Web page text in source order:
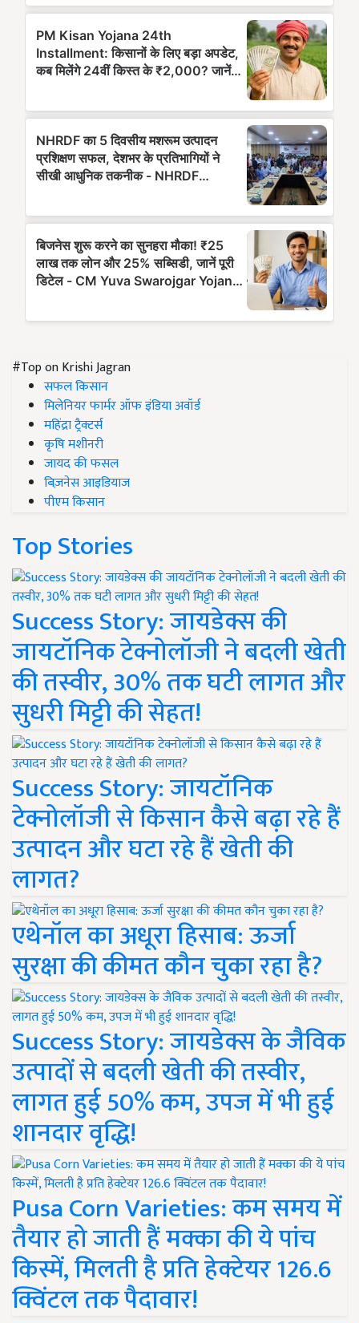
#Top on Krishi Jagran
सफल किसान
मिलेनियर फार्मर ऑफ इंडिया अवॉर्ड
महिंद्रा ट्रैक्टर्स
कृषि मशीनरी
जायद की फसल
बिज़नेस आइडियाज
पीएम किसान
Top Stories
Success Story: जायडेक्स की
जायटॉनिक टेक्नोलॉजी ने बदली खेती
की तस्वीर, 30% तक घटी लागत और
सुधरी मिट्टी की सेहत!
Success Story: जायटॉनिक
टेक्नोलॉजी से किसान कैसे बढ़ा रहे हैं
उत्पादन और घटा रहे हैं खेती की
लागत?
एथेनॉल का अधूरा हिसाब: ऊर्जा
सुरक्षा की कीमत कौन चुका रहा है?
Success Story: जायडेक्स के जैविक
उत्पादों से बदली खेती की तस्वीर,
लागत हुई 50% कम, उपज में भी हुई
शानदार वृद्धि!
Pusa Corn Varieties: कम समय में
तैयार हो जाती हैं मक्का की ये पांच
किस्में, मिलती है प्रति हेक्टेयर 126.6
क्विंटल तक पैदावार!